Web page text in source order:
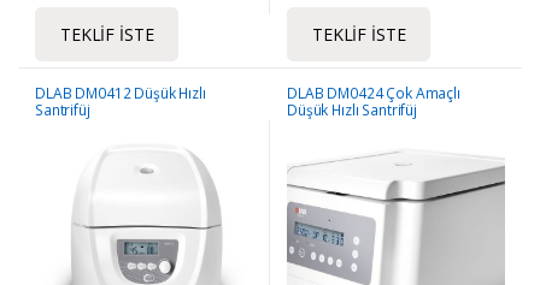
TEKLIF İSTE TEKLIF İSTE
DLAB DM0412 Düşük Hızlı
Santrifüj
DLAB DM0424 Çok Amaçlı
Düşük Hızlı Santrifüj